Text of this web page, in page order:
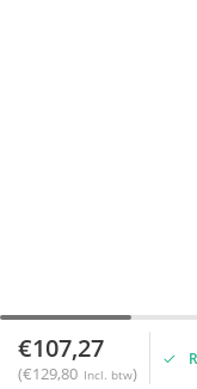
€107,27
(€129,80 Incl. btw)